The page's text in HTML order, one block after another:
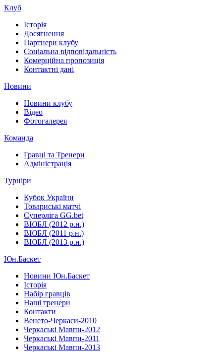
Клуб
Історія
Досягнення
Партнери клубу
Соціальна відповідальність
Комерційна пропозиція
Контактні дані
Новини
Новини клубу
Відео
Фотогалерея
Команда
Гравці та Тренери
Адміністрація
Турніри
Кубок України
Товариські матчі
Суперліга GG.bet
ВЮБЛ (2012 р.н.)
ВЮБЛ (2011 р.н.)
ВЮБЛ (2013 р.н.)
Юн.Баскет
Новини Юн.Баскет
Історія
Набір гравців
Наші тренери
Контакти
Венето-Черкаси-2010
Черкаські Мавпи-2012
Черкаські Мавпи-2011
Черкаські Мавпи-2013